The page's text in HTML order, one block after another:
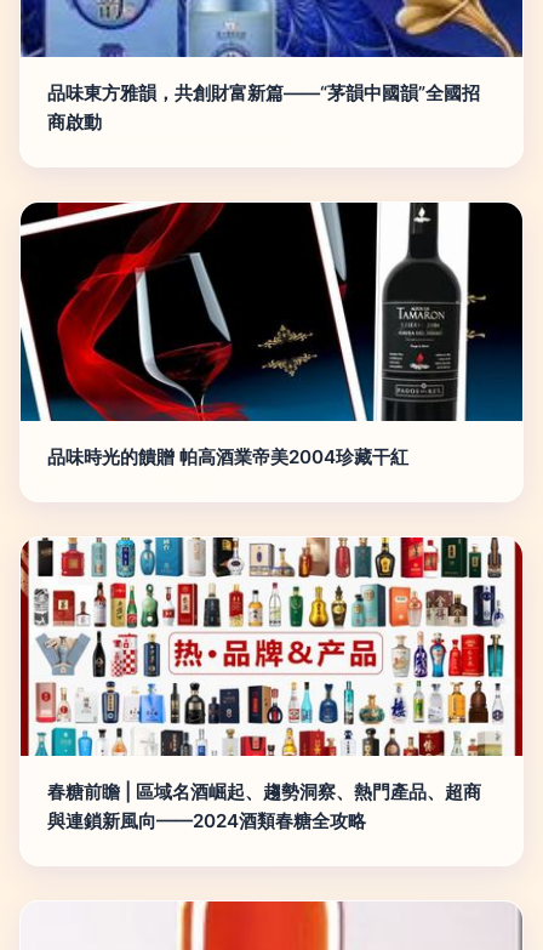
品味東方雅韻，共創財富新篇——“茅韻中國韻”全國招
商啟動
品味時光的饋贈 帕高酒業帝美2004珍藏干紅
春糖前瞻 | 區域名酒崛起、趨勢洞察、熱門產品、超商
與連鎖新風向——2024酒類春糖全攻略